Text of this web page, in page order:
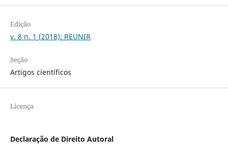
Edição
v. 8 n. 1 (2018): REUNIR
Seção
Artigos científicos
Licença
Declaração de Direito Autoral